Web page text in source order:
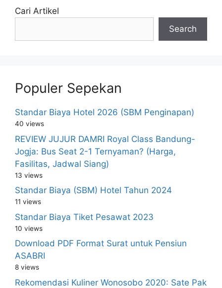
Cari Artikel
Search
Populer Sepekan
Standar Biaya Hotel 2026 (SBM Penginapan)
40 views
REVIEW JUJUR DAMRI Royal Class Bandung-
Jogja: Bus Seat 2-1 Ternyaman? (Harga,
Fasilitas, Jadwal Siang)
13 views
Standar Biaya (SBM) Hotel Tahun 2024
11 views
Standar Biaya Tiket Pesawat 2023
10 views
Download PDF Format Surat untuk Pensiun
ASABRI
8 views
Rekomendasi Kuliner Wonosobo 2020: Sate Pak